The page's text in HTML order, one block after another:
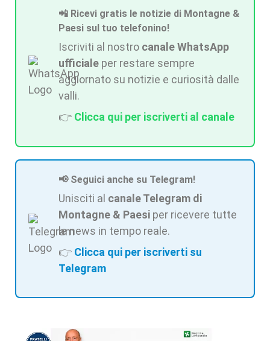
📲 Ricevi gratis le notizie di Montagne &
Paesi sul tuo telefonino!
Iscriviti al nostro canale WhatsApp
ufficiale per restare sempre
aggiornato su notizie e curiosità dalle
valli.
👉 Clicca qui per iscriverti al canale
📢 Seguici anche su Telegram!
Unisciti al canale Telegram di
Montagne & Paesi per ricevere tutte
le news in tempo reale.
👉 Clicca qui per iscriverti su
Telegram